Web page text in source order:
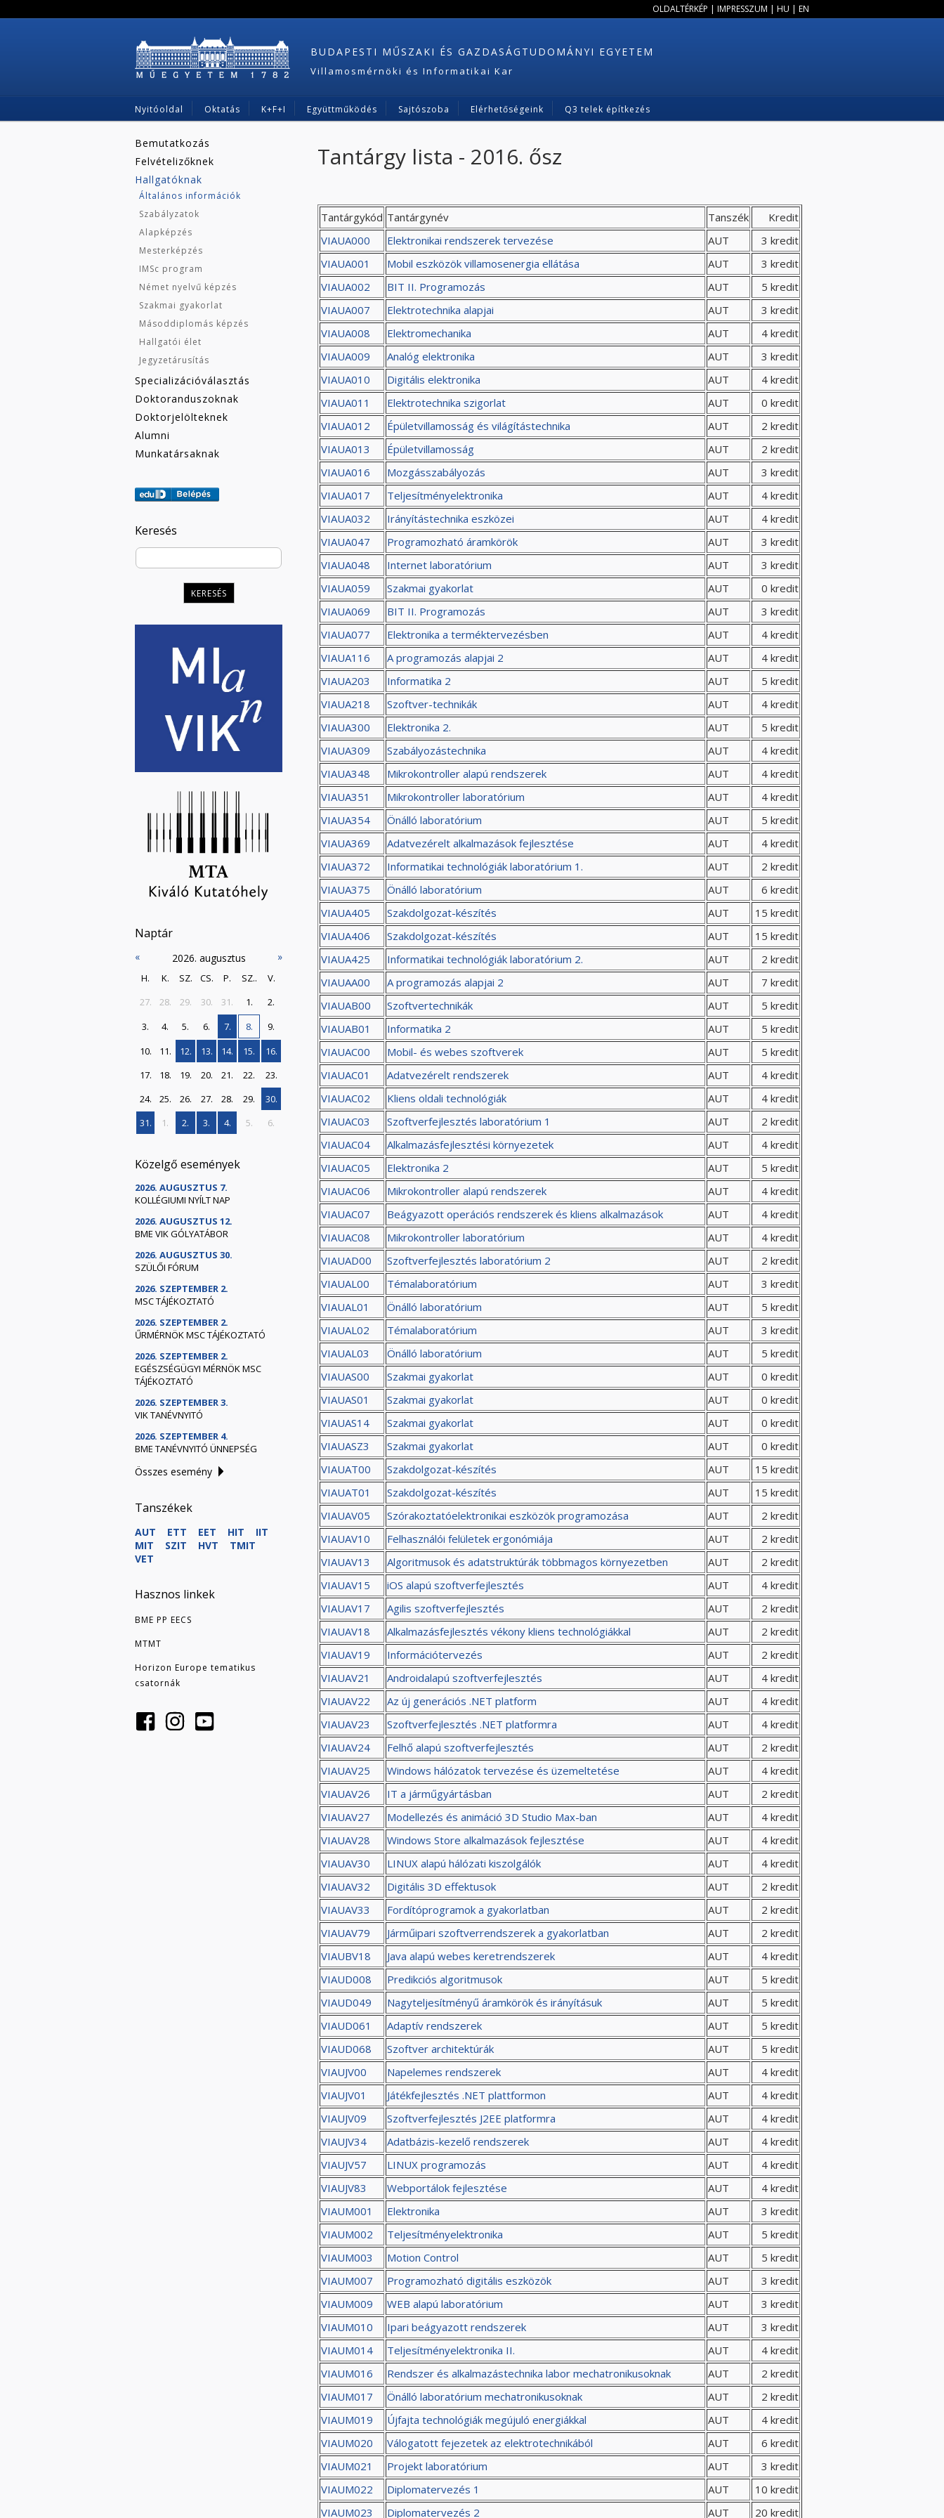
OLDALTÉRKÉP | IMPRESSZUM | HU | EN
BUDAPESTI MŰSZAKI ÉS GAZDASÁGTUDOMÁNYI EGYETEM
Villamosmérnöki és Informatikai Kar
Nyitóoldal Oktatás K+F+I Együttműködés Sajtószoba Elérhetőségeink Q3 telek építkezés
Bemutatkozás
Felvételizőknek
Hallgatóknak
Általános információk
Szabályzatok
Alapképzés
Mesterképzés
IMSc program
Német nyelvű képzés
Szakmai gyakorlat
Másoddiplomás képzés
Hallgatói élet
Jegyzetárusítás
Specializációválasztás
Doktoranduszoknak
Doktorjelölteknek
Alumni
Munkatársaknak
Keresés
Naptár
« 2026. augusztus »
H. K. SZ. CS. P. SZ..
V.
27.
28. 29. 30. 31. 1.
2.
3.
4. 5. 6. 7. 8.
9.
10.
11. 12. 13. 14. 15.
16.
17.
18. 19. 20. 21. 22.
23.
24.
25. 26. 27. 28. 29.
30.
31.
1. 2. 3. 4. 5. 6.
Közelgő események
2026. AUGUSZTUS 7.
KOLLÉGIUMI NYÍLT NAP
2026. AUGUSZTUS 12.
BME VIK GÓLYATÁBOR
2026. AUGUSZTUS 30.
SZÜLŐI FÓRUM
2026. SZEPTEMBER 2.
MSC TÁJÉKOZTATÓ
2026. SZEPTEMBER 2.
ŰRMÉRNÖK MSC TÁJÉKOZTATÓ
2026. SZEPTEMBER 2.
EGÉSZSÉGÜGYI MÉRNÖK MSC
TÁJÉKOZTATÓ
2026. SZEPTEMBER 3.
VIK TANÉVNYITÓ
2026. SZEPTEMBER 4.
BME TANÉVNYITÓ ÜNNEPSÉG
Összes esemény
Tanszékek
AUT ETT EET HIT
IIT
MIT
SZIT HVT
TMIT
VET
Hasznos linkek
BME PP EECS
MTMT
Horizon Europe tematikus
csatornák
Tantárgy lista - 2016. ősz
Tantárgykód Tantárgynév Tanszék
Kredit
VIAUA000
Elektronikai rendszerek tervezése AUT
3 kredit
VIAUA001
Mobil eszközök villamosenergia ellátása AUT
3 kredit
VIAUA002
BIT II. Programozás AUT
5 kredit
VIAUA007
Elektrotechnika alapjai AUT
3 kredit
VIAUA008
Elektromechanika AUT
4 kredit
VIAUA009
Analóg elektronika AUT
3 kredit
VIAUA010
Digitális elektronika AUT
4 kredit
VIAUA011
Elektrotechnika szigorlat AUT
0 kredit
VIAUA012
Épületvillamosság és világítástechnika AUT
2 kredit
VIAUA013
Épületvillamosság AUT
2 kredit
VIAUA016
Mozgásszabályozás AUT
3 kredit
VIAUA017
Teljesítményelektronika AUT
4 kredit
VIAUA032
Irányítástechnika eszközei AUT
4 kredit
VIAUA047
Programozható áramkörök AUT
3 kredit
VIAUA048
Internet laboratórium AUT
3 kredit
VIAUA059
Szakmai gyakorlat AUT
0 kredit
VIAUA069
BIT II. Programozás AUT
3 kredit
VIAUA077
Elektronika a terméktervezésben AUT
4 kredit
VIAUA116
A programozás alapjai 2 AUT
4 kredit
VIAUA203
Informatika 2 AUT
5 kredit
VIAUA218
Szoftver-technikák AUT
4 kredit
VIAUA300
Elektronika 2. AUT
5 kredit
VIAUA309
Szabályozástechnika AUT
4 kredit
VIAUA348
Mikrokontroller alapú rendszerek AUT
4 kredit
VIAUA351
Mikrokontroller laboratórium AUT
4 kredit
VIAUA354
Önálló laboratórium AUT
5 kredit
VIAUA369
Adatvezérelt alkalmazások fejlesztése AUT
4 kredit
VIAUA372
Informatikai technológiák laboratórium 1. AUT
2 kredit
VIAUA375
Önálló laboratórium AUT
6 kredit
VIAUA405
Szakdolgozat-készítés AUT
15 kredit
VIAUA406
Szakdolgozat-készítés AUT
15 kredit
VIAUA425
Informatikai technológiák laboratórium 2. AUT
2 kredit
VIAUAA00
A programozás alapjai 2 AUT
7 kredit
VIAUAB00
Szoftvertechnikák AUT
5 kredit
VIAUAB01
Informatika 2 AUT
5 kredit
VIAUAC00
Mobil- és webes szoftverek AUT
5 kredit
VIAUAC01
Adatvezérelt rendszerek AUT
4 kredit
VIAUAC02
Kliens oldali technológiák AUT
4 kredit
VIAUAC03
Szoftverfejlesztés laboratórium 1 AUT
2 kredit
VIAUAC04
Alkalmazásfejlesztési környezetek AUT
4 kredit
VIAUAC05
Elektronika 2 AUT
5 kredit
VIAUAC06
Mikrokontroller alapú rendszerek AUT
4 kredit
VIAUAC07
Beágyazott operációs rendszerek és kliens alkalmazások AUT
4 kredit
VIAUAC08
Mikrokontroller laboratórium AUT
4 kredit
VIAUAD00
Szoftverfejlesztés laboratórium 2 AUT
2 kredit
VIAUAL00
Témalaboratórium AUT
3 kredit
VIAUAL01
Önálló laboratórium AUT
5 kredit
VIAUAL02
Témalaboratórium AUT
3 kredit
VIAUAL03
Önálló laboratórium AUT
5 kredit
VIAUAS00
Szakmai gyakorlat AUT
0 kredit
VIAUAS01
Szakmai gyakorlat AUT
0 kredit
VIAUAS14
Szakmai gyakorlat AUT
0 kredit
VIAUASZ3
Szakmai gyakorlat AUT
0 kredit
VIAUAT00
Szakdolgozat-készítés AUT
15 kredit
VIAUAT01
Szakdolgozat-készítés AUT
15 kredit
VIAUAV05
Szórakoztatóelektronikai eszközök programozása AUT
2 kredit
VIAUAV10
Felhasználói felületek ergonómiája AUT
2 kredit
VIAUAV13
Algoritmusok és adatstruktúrák többmagos környezetben AUT
2 kredit
VIAUAV15
iOS alapú szoftverfejlesztés AUT
4 kredit
VIAUAV17
Agilis szoftverfejlesztés AUT
2 kredit
VIAUAV18
Alkalmazásfejlesztés vékony kliens technológiákkal AUT
2 kredit
VIAUAV19
Információtervezés AUT
2 kredit
VIAUAV21
Androidalapú szoftverfejlesztés AUT
4 kredit
VIAUAV22
Az új generációs .NET platform AUT
4 kredit
VIAUAV23
Szoftverfejlesztés .NET platformra AUT
4 kredit
VIAUAV24
Felhő alapú szoftverfejlesztés AUT
2 kredit
VIAUAV25
Windows hálózatok tervezése és üzemeltetése AUT
4 kredit
VIAUAV26
IT a járműgyártásban AUT
2 kredit
VIAUAV27
Modellezés és animáció 3D Studio Max-ban AUT
4 kredit
VIAUAV28
Windows Store alkalmazások fejlesztése AUT
4 kredit
VIAUAV30
LINUX alapú hálózati kiszolgálók AUT
4 kredit
VIAUAV32
Digitális 3D effektusok AUT
2 kredit
VIAUAV33
Fordítóprogramok a gyakorlatban AUT
2 kredit
VIAUAV79
Járműipari szoftverrendszerek a gyakorlatban AUT
2 kredit
VIAUBV18
Java alapú webes keretrendszerek AUT
4 kredit
VIAUD008
Predikciós algoritmusok AUT
5 kredit
VIAUD049
Nagyteljesítményű áramkörök és irányításuk AUT
5 kredit
VIAUD061
Adaptív rendszerek AUT
5 kredit
VIAUD068
Szoftver architektúrák AUT
5 kredit
VIAUJV00
Napelemes rendszerek AUT
4 kredit
VIAUJV01
Játékfejlesztés .NET plattformon AUT
4 kredit
VIAUJV09
Szoftverfejlesztés J2EE platformra AUT
4 kredit
VIAUJV34
Adatbázis-kezelő rendszerek AUT
4 kredit
VIAUJV57
LINUX programozás AUT
4 kredit
VIAUJV83
Webportálok fejlesztése AUT
4 kredit
VIAUM001
Elektronika AUT
3 kredit
VIAUM002
Teljesítményelektronika AUT
5 kredit
VIAUM003
Motion Control AUT
5 kredit
VIAUM007
Programozható digitális eszközök AUT
3 kredit
VIAUM009
WEB alapú laboratórium AUT
3 kredit
VIAUM010
Ipari beágyazott rendszerek AUT
3 kredit
VIAUM014
Teljesítményelektronika II. AUT
4 kredit
VIAUM016
Rendszer és alkalmazástechnika labor mechatronikusoknak AUT
2 kredit
VIAUM017
Önálló laboratórium mechatronikusoknak AUT
2 kredit
VIAUM019
Újfajta technológiák megújuló energiákkal AUT
4 kredit
VIAUM020
Válogatott fejezetek az elektrotechnikából AUT
6 kredit
VIAUM021
Projekt laboratórium AUT
3 kredit
VIAUM022
Diplomatervezés 1 AUT
10 kredit
VIAUM023
Diplomatervezés 2 AUT 20 kredit